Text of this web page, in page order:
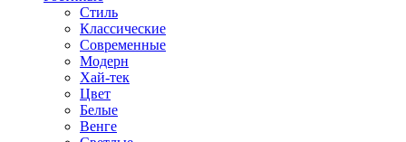
Стиль
Классические
Современные
Модерн
Хай-тек
Цвет
Белые
Венге